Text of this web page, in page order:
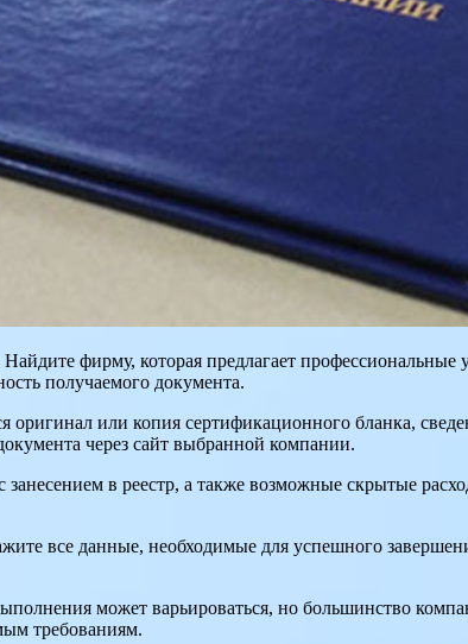
фирму, которая предлагает профессиональные
получаемого документа.
или копия сертификационного бланка,
через сайт выбранной компании.
занесением в реестр, а также возможные скрытые
все данные, необходимые для успешного
может варьироваться, но большинство
требованиям.